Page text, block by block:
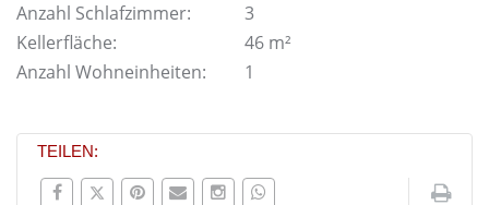
Anzahl Schlafzimmer:
3
Kellerfläche:
46 m²
Anzahl Wohneinheiten:
1
TEILEN: